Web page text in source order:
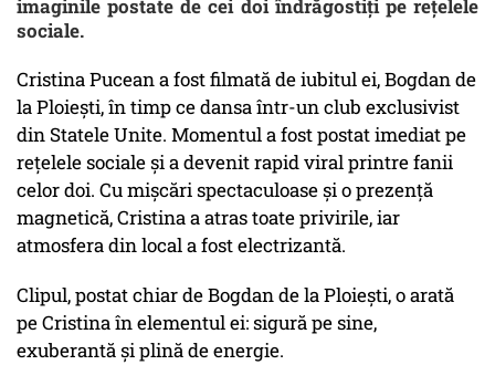
imaginile postate de cei doi îndrăgostiți pe rețelele
sociale.
Cristina Pucean a fost filmată de iubitul ei, Bogdan de
la Ploiești, în timp ce dansa într-un club exclusivist
din Statele Unite. Momentul a fost postat imediat pe
rețelele sociale și a devenit rapid viral printre fanii
celor doi. Cu mișcări spectaculoase și o prezență
magnetică, Cristina a atras toate privirile, iar
atmosfera din local a fost electrizantă.
Clipul, postat chiar de Bogdan de la Ploiești, o arată
pe Cristina în elementul ei: sigură pe sine,
exuberantă și plină de energie.